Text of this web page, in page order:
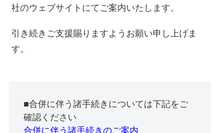
社のウェブサイトにてご案内いたします。
引き続きご支援賜りますようお願い申し上げま
す。
■合併に伴う諸手続きについては下記をご
確認ください
合併に伴う諸手続きのご案内